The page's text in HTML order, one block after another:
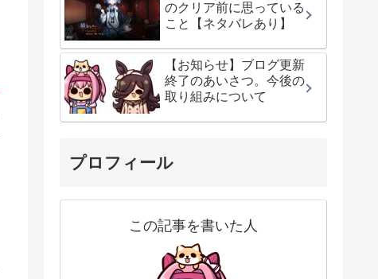
のクリア前に思っている
こと【ネタバレあり】
【お知らせ】ブログ更新
終了のあいさつ。今後の
取り組みについて
プロフィール
この記事を書いた人